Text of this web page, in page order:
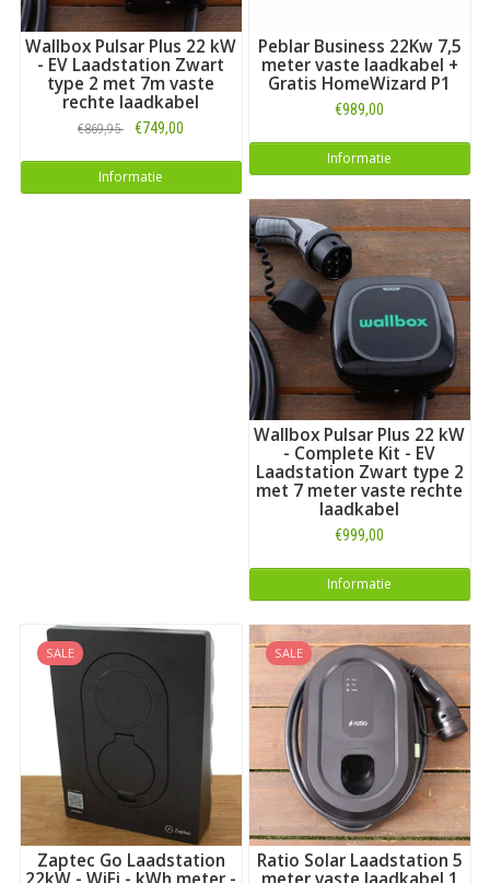
Wallbox Pulsar Plus 22 kW
- EV Laadstation Zwart
type 2 met 7m vaste
rechte laadkabel
€869,95 €749,00
Informatie
Peblar Business 22Kw 7,5
meter vaste laadkabel +
Gratis HomeWizard P1
€989,00
Informatie
Wallbox Pulsar Plus 22 kW
- Complete Kit - EV
Laadstation Zwart type 2
met 7 meter vaste rechte
laadkabel
€999,00
Informatie
SALE
Zaptec Go Laadstation
SALE
Ratio Solar Laadstation 5